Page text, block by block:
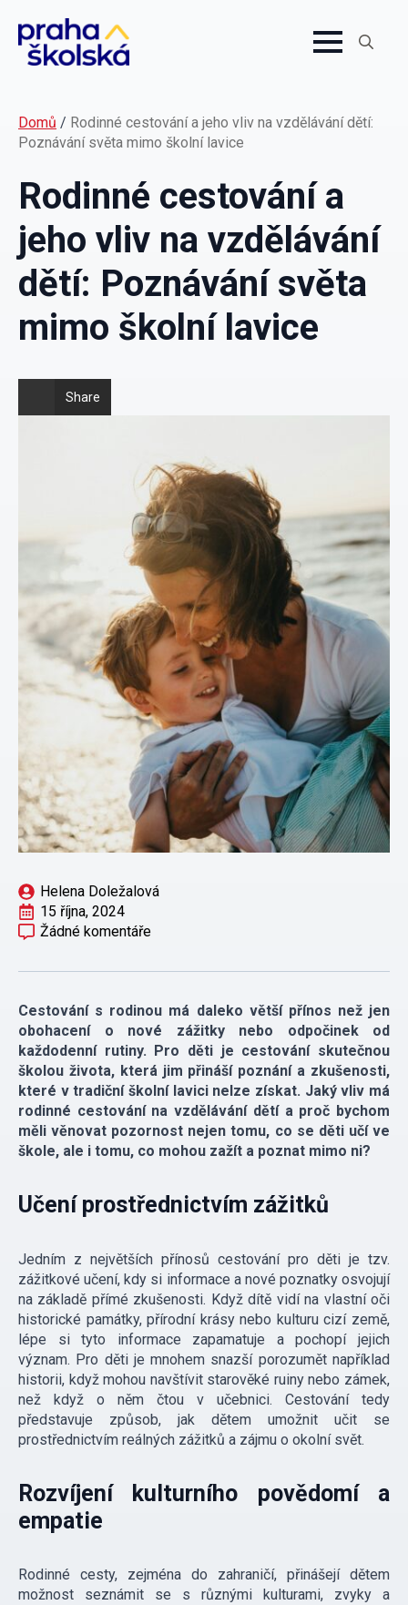
Domů / Rodinné cestování a jeho vliv na vzdělávání dětí:
Poznávání světa mimo školní lavice
Rodinné cestování a
jeho vliv na vzdělávání
dětí: Poznávání světa
mimo školní lavice
Share
Helena Doležalová
15 října, 2024
Žádné komentáře
Cestování s rodinou má daleko větší přínos než jen
obohacení o nové zážitky nebo odpočinek od
každodenní rutiny. Pro děti je cestování skutečnou
školou života, která jim přináší poznání a zkušenosti,
které v tradiční školní lavici nelze získat. Jaký vliv má
rodinné cestování na vzdělávání dětí a proč bychom
měli věnovat pozornost nejen tomu, co se děti učí ve
škole, ale i tomu, co mohou zažít a poznat mimo ni?
Učení prostřednictvím zážitků
Jedním z největších přínosů cestování pro děti je tzv.
zážitkové učení, kdy si informace a nové poznatky osvojují
na základě přímé zkušenosti. Když dítě vidí na vlastní oči
historické památky, přírodní krásy nebo kulturu cizí země,
lépe si tyto informace zapamatuje a pochopí jejich
význam. Pro děti je mnohem snazší porozumět například
historii, když mohou navštívit starověké ruiny nebo zámek,
než když o něm čtou v učebnici. Cestování tedy
představuje způsob, jak dětem umožnit učit se
prostřednictvím reálných zážitků a zájmu o okolní svět.
Rozvíjení kulturního povědomí a
empatie
Rodinné cesty, zejména do zahraničí, přinášejí dětem
možnost seznámit se s různými kulturami, zvyky a